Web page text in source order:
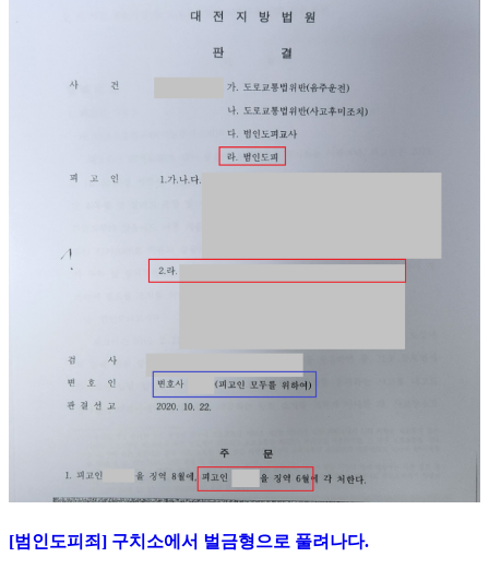
[범인도피죄] 구치소에서 벌금형으로 풀려나다.